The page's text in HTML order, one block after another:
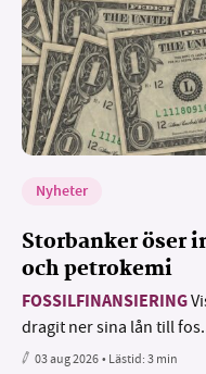
Nyheter
Storbanker öser
och petrokemi
FOSSILFINANSIERING
dragit ner sina lån till
03 aug 2026• Lästid:3 min